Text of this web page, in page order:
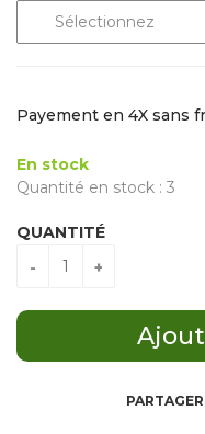
Payement en 4X sans
En stock
Quantité en stock : 3
QUANTITÉ
PARTAGER